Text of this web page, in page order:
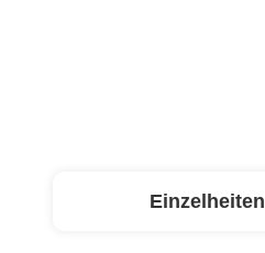
Einzelheiten